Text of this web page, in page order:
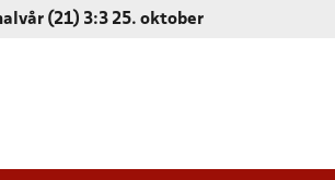
(21) 3:3 25. oktober